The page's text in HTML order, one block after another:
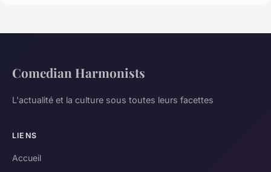
Comedian Harmonists
L'actualité et la culture sous toutes leurs facettes
LIENS
Accueil